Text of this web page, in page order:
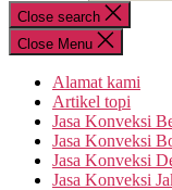
Close search
Close Menu
Alamat kami
Artikel topi
Jasa Konveksi
Jasa Konveksi
Jasa Konveksi
Jasa Konveksi